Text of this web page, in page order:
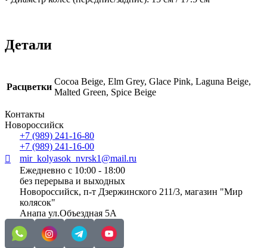
Детали
Расцветки
Cocoa Beige, Elm Grey, Glace Pink, Laguna Beige,
Malted Green, Spice Beige
Контакты
Новороссийск
+7 (989) 241-16-80
+7 (989) 241-16-00
mir_kolyasok_nvrsk1@mail.ru
Ежедневно с 10:00 - 18:00
без перерыва и выходных
Новороссийск, п-т Дзержинского 211/3, магазин "Мир
колясок"
Анапа ул.Объездная 5А